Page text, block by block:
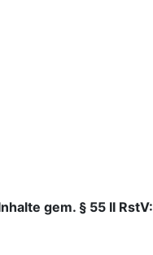
gem. § 55 II RstV: